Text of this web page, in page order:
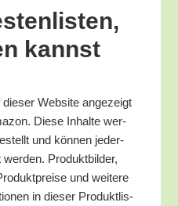
kannst
Web­site ange­zeigt
Die­se Inhal­te wer­
und kön­nen jeder­
Pro­dukt­bil­der,
und wei­te­re
in die­ser Pro­dukt­lis­